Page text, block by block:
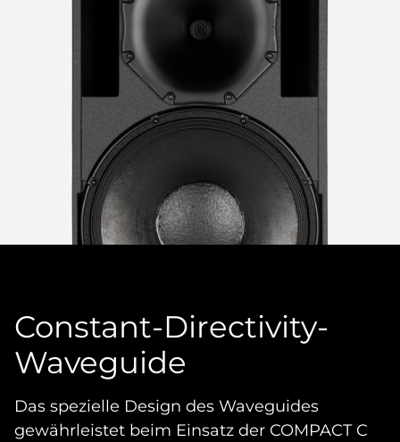
Constant-Directivity-
Waveguide
Das spezielle Design des Waveguides
gewährleistet beim Einsatz der COMPACT C